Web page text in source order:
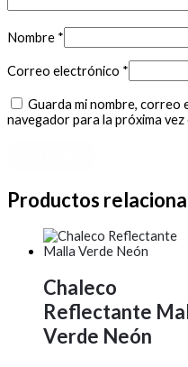
Nombre *
Correo electrónico *
Guarda mi nombre, correo
navegador para la próxima
Productos
Chaleco
Reflectante
Verde Neón